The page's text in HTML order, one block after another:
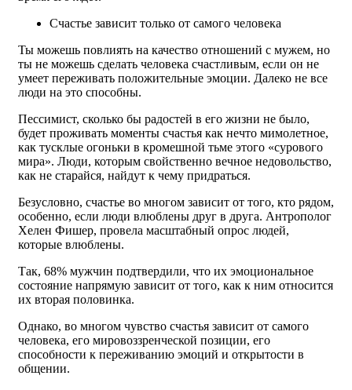
Счастье зависит только от самого человека
Ты можешь повлиять на качество отношений с мужем, но
ты не можешь сделать человека счастливым, если он не
умеет переживать положительные эмоции. Далеко не все
люди на это способны.
Пессимист, сколько бы радостей в его жизни не было,
будет проживать моменты счастья как нечто мимолетное,
как тусклые огоньки в кромешной тьме этого «сурового
мира». Люди, которым свойственно вечное недовольство,
как не старайся, найдут к чему придраться.
Безусловно, счастье во многом зависит от того, кто рядом,
особенно, если люди влюблены друг в друга. Антрополог
Хелен Фишер, провела масштабный опрос людей,
которые влюблены.
Так, 68% мужчин подтвердили, что их эмоциональное
состояние напрямую зависит от того, как к ним относится
их вторая половинка.
Однако, во многом чувство счастья зависит от самого
человека, его мировоззренческой позиции, его
способности к переживанию эмоций и открытости в
общении.